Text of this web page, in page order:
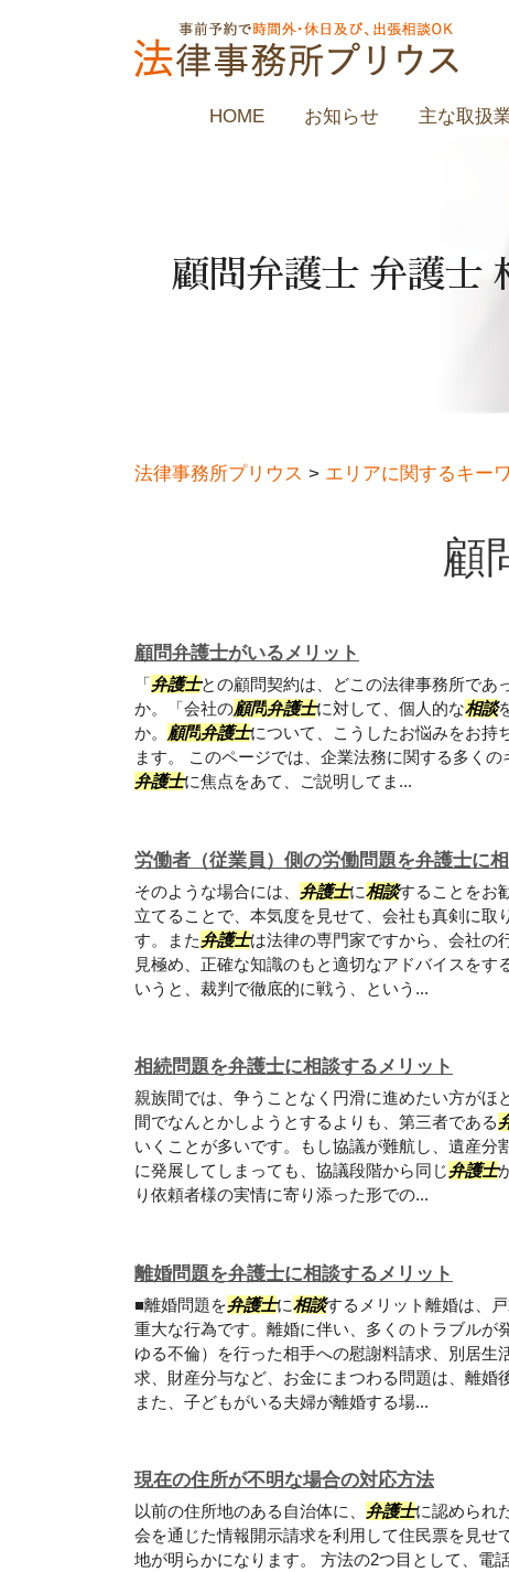
顧問弁護士 弁護士
HOME お知らせ 主な取扱
法律事務所プリウス > エリアに関するキー
顧
顧問弁護士がいるメリット
「弁護士との顧問契約は、どこの法律事務所であ
か。「会社の顧問弁護士に対して、個人的な相談
か。 顧問弁護士について、こうしたお悩みをお持
ます。 このページでは、企業法務に関する多くの
弁護士に焦点をあて、ご説明してま...
労働者（従業員）側の労働問題を弁護士に
そのような場合には、 弁護士に相談することをお
立てることで、本気度を見せて、会社も真剣に取
す。また弁護士は法律の専門家ですから、会社の
見極め、正確な知識のもと適切なアドバイスをす
いうと、裁判で徹底的に戦う、という...
相続問題を弁護士に相談するメリット
親族間では、争うことなく円滑に進めたい方がほ
間でなんとかしようとするよりも、第三者である
いくことが多いです。もし協議が難航し、遺産分
に発展してしまっても、協議段階から同じ弁護士
り依頼者様の実情に寄り添った形での...
離婚問題を弁護士に相談するメリット
■離婚問題を弁護士に相談するメリット離婚は、
重大な行為です。離婚に伴い、多くのトラブルが
ゆる不倫）を行った相手への慰謝料請求、別居生
求、財産分与など、お金にまつわる問題は、離婚
また、子どもがいる夫婦が離婚する場...
現在の住所が不明な場合の対応方法
以前の住所地のある自治体に、 弁護士に認められ
会を通じた情報開示請求を利用して住民票を見せ
地が明らかになります。 方法の2つ目として、電